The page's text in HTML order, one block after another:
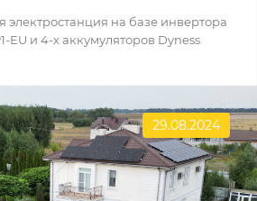
электростанция на базе инвертора
EU и 4-х аккумуляторов Dyness
29.08.2024